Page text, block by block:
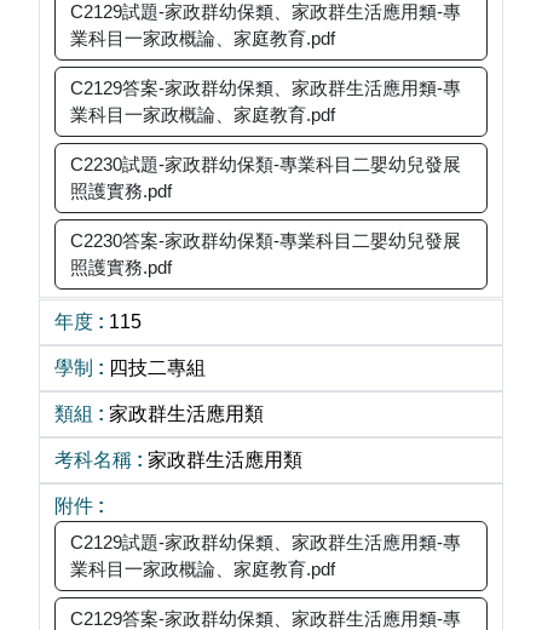
C2129試題-家政群幼保類、家政群生活應用類-專
業科目一家政概論、家庭教育.pdf
C2129答案-家政群幼保類、家政群生活應用類-專
業科目一家政概論、家庭教育.pdf
C2230試題-家政群幼保類-專業科目二嬰幼兒發展
照護實務.pdf
C2230答案-家政群幼保類-專業科目二嬰幼兒發展
照護實務.pdf
115
四技二專組
家政群生活應用類
家政群生活應用類
C2129試題-家政群幼保類、家政群生活應用類-專
業科目一家政概論、家庭教育.pdf
C2129答案-家政群幼保類、家政群生活應用類-專